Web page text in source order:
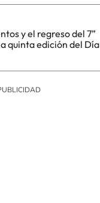
y el regreso del 7”
quinta edición del Día